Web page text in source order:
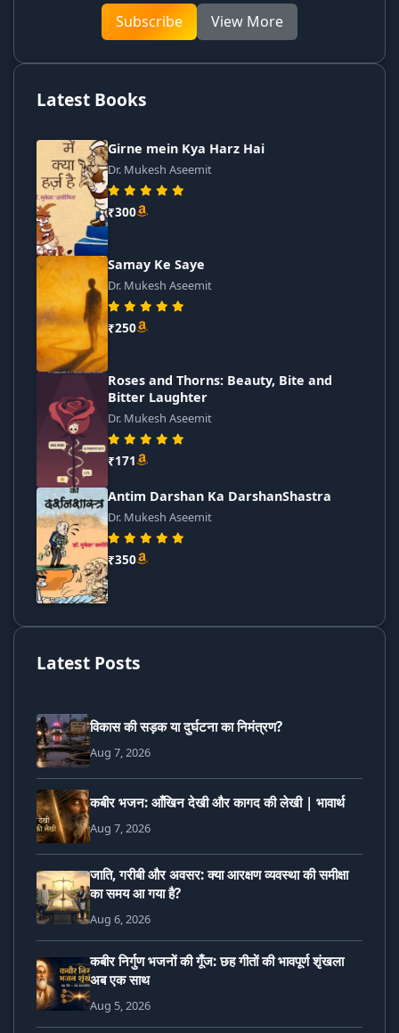
Subscribe View More
Latest Books
Girne mein Kya Harz Hai
Dr. Mukesh Aseemit
₹300
Samay Ke Saye
Dr. Mukesh Aseemit
₹250
Roses and Thorns: Beauty, Bite and
Bitter Laughter
Dr. Mukesh Aseemit
₹171
Antim Darshan Ka DarshanShastra
Dr. Mukesh Aseemit
₹350
Latest Posts
विकास की सड़क या दुर्घटना का निमंत्रण?
Aug 7, 2026
कबीर भजन: आँखिन देखी और कागद की लेखी | भावार्थ
Aug 7, 2026
जाति, गरीबी और अवसर: क्या आरक्षण व्यवस्था की समीक्षा
का समय आ गया है?
Aug 6, 2026
कबीर निर्गुण भजनों की गूँज: छह गीतों की भावपूर्ण शृंखला
अब एक साथ
Aug 5, 2026